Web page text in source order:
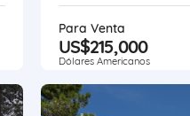
Para Venta
US$215,000
Dólares Americanos